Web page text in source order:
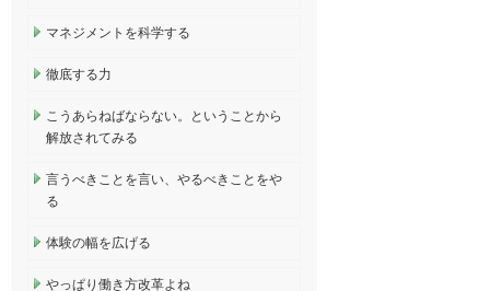
マネジメントを科学する
徹底する力
こうあらねばならない。ということから
解放されてみる
言うべきことを言い、やるべきことをや
る
体験の幅を広げる
やっぱり働き方改革よね